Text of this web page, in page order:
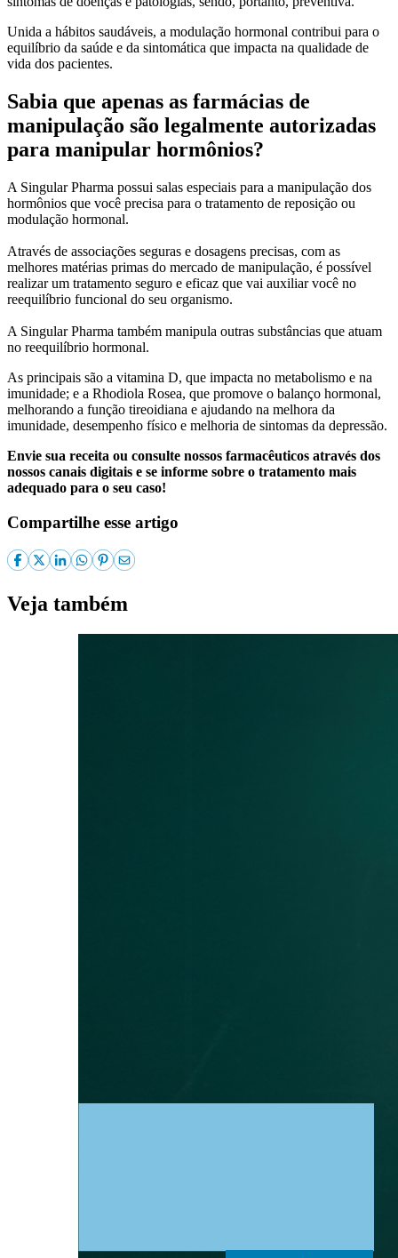
Unida a hábitos saudáveis, a modulação hormonal contribui para o
equilíbrio da saúde e da sintomática que impacta na qualidade de
vida dos pacientes.
Sabia que apenas as farmácias de
manipulação são legalmente autorizadas
para manipular hormônios?
A Singular Pharma possui salas especiais para a manipulação dos
hormônios que você precisa para o tratamento de reposição ou
modulação hormonal.
Através de associações seguras e dosagens precisas, com as
melhores matérias primas do mercado de manipulação, é possível
realizar um tratamento seguro e eficaz que vai auxiliar você no
reequilíbrio funcional do seu organismo.
A Singular Pharma também manipula outras substâncias que atuam
no reequilíbrio hormonal.
As principais são a vitamina D, que impacta no metabolismo e na
imunidade; e a Rhodiola Rosea, que promove o balanço hormonal,
melhorando a função tireoidiana e ajudando na melhora da
imunidade, desempenho físico e melhoria de sintomas da depressão.
Envie sua receita ou consulte nossos farmacêuticos através dos
nossos canais digitais e se informe sobre o tratamento mais
adequado para o seu caso!
Compartilhe esse artigo
Veja também